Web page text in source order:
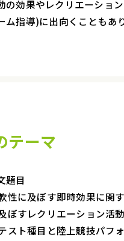
の効果やレクリエーショ
ム指導)に出向くこともあ
テーマ
題目
性に及ぼす即時効果に関
ぼすレクリエーション活
スト種目と陸上競技パフ